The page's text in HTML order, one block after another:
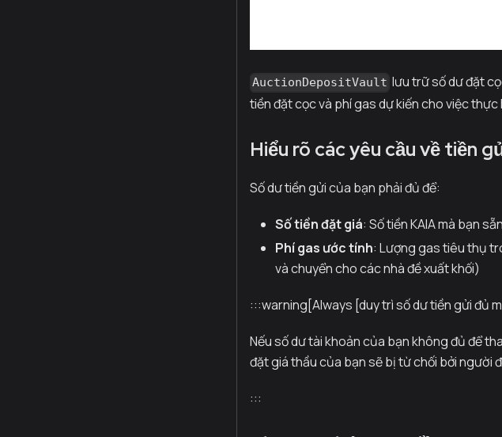
AuctionDepositVault lưu trữ số dư đặt
tiền đặt cọc và phí gas dự kiến cho việc thực
Hiểu rõ các yêu cầu về tiền
Số dư tiền gửi của bạn phải đủ để:
Số tiền đặt giá: Số tiền KAIA mà bạn
Phí gas ước tính: Lượng gas tiêu thụ
và chuyển cho các nhà đề xuất khối)
:::warning[Always [duy trì số dư tiền gửi đủ
Nếu số dư tài khoản của bạn không đủ để
đặt giá thầu của bạn sẽ bị từ chối bởi người
:::